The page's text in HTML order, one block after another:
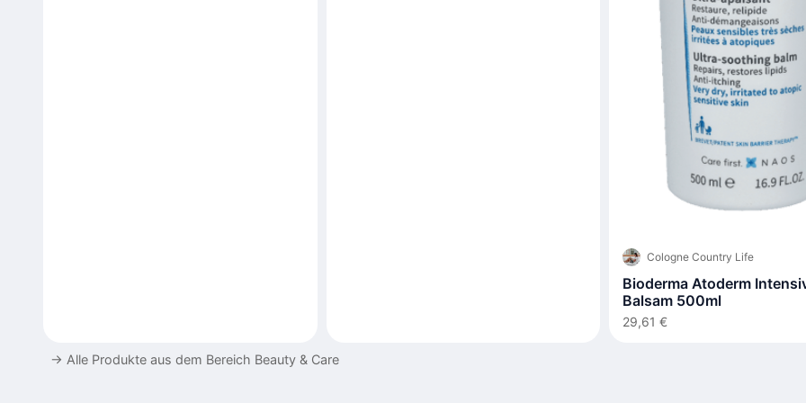
Cologne Country Life
Bioderma Atoderm
Balsam 500ml
29,61 €
→ Alle Produkte aus dem Bereich Beauty & Care